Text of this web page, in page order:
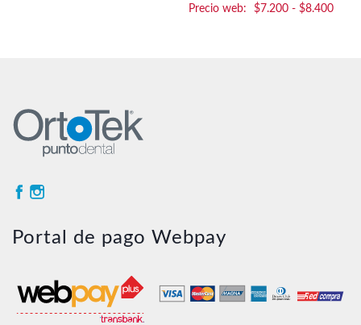
$7.200 - $8.400
Portal de pago Webpay